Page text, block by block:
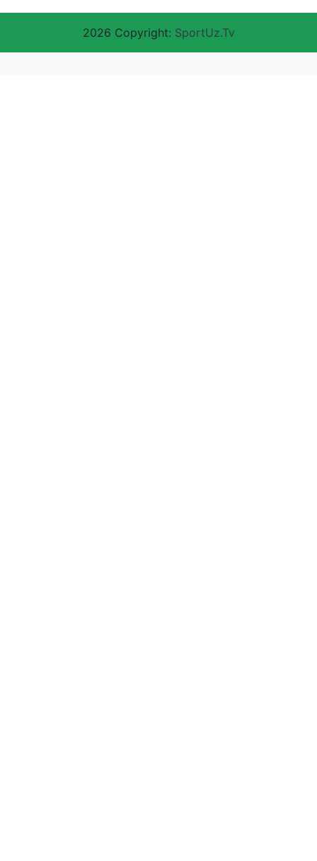
2026 Copyright: SportUz.Tv